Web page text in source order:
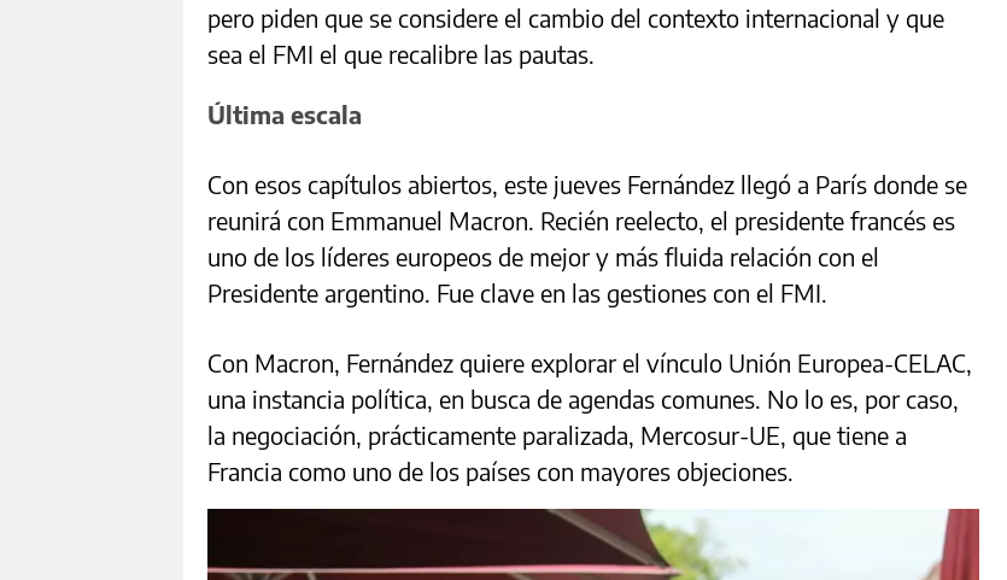
pero piden que se considere el cambio del contexto internacional y que
sea el FMI el que recalibre las pautas.
Última escala
Con esos capítulos abiertos, este jueves Fernández llegó a París donde se
reunirá con Emmanuel Macron. Recién reelecto, el presidente francés es
uno de los líderes europeos de mejor y más fluida relación con el
Presidente argentino. Fue clave en las gestiones con el FMI.
Con Macron, Fernández quiere explorar el vínculo Unión Europea-CELAC,
una instancia política, en busca de agendas comunes. No lo es, por caso,
la negociación, prácticamente paralizada, Mercosur-UE, que tiene a
Francia como uno de los países con mayores objeciones.